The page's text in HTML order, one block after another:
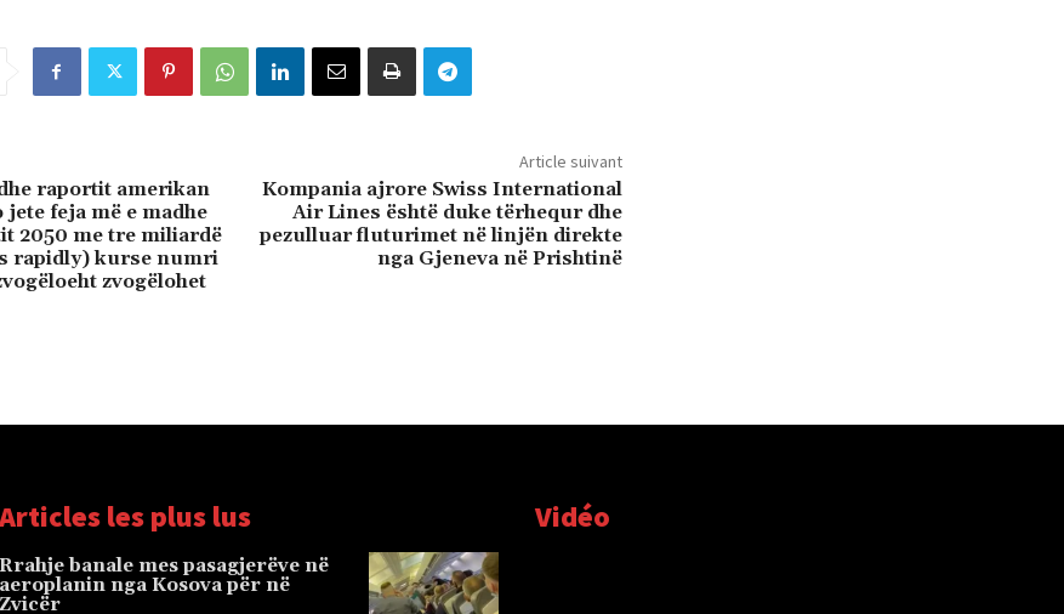
raportit amerikan
jete feja më e madhe
2050 me tre miliardë
rapidly) kurse numri
zvogëlohet
Article suivant
Kompania ajrore Swiss International
Air Lines është duke tërhequr dhe
pezulluar fluturimet në linjën direkte
nga Gjeneva në Prishtinë
Articles les plus lus
Rrahje banale mes pasagjerëve në
aeroplanin nga Kosova për në
Zvicër
Vidéo